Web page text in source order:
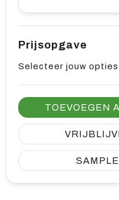
Prijsopgave
Selecteer jouw
TOEVOEGEN